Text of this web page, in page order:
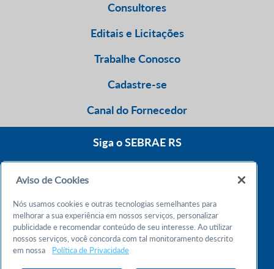
Consultores
Editais e Licitações
Trabalhe Conosco
Cadastre-se
Canal do Fornecedor
Siga o SEBRAE RS
Atendimento 24h
Chame no WhatsApp
Aviso de Cookies
Nós usamos cookies e outras tecnologias semelhantes para
melhorar a sua experiência em nossos serviços, personalizar
publicidade e recomendar conteúdo de seu interesse. Ao utilizar
nossos serviços, você concorda com tal monitoramento descrito
em nossa
Política de Privacidade